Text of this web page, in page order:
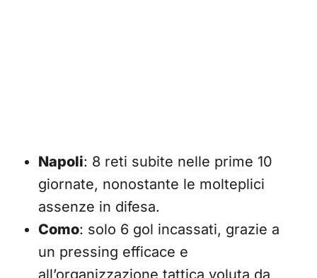
Napoli: 8 reti subite nelle prime 10
giornate, nonostante le molteplici
assenze in difesa.
Como: solo 6 gol incassati, grazie a
un pressing efficace e
all’organizzazione tattica voluta da